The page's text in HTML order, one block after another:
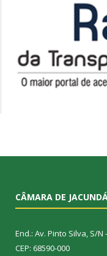
CÂMARA DE
End.: Av. Pinto Silva, S/N
CEP: 68590-000